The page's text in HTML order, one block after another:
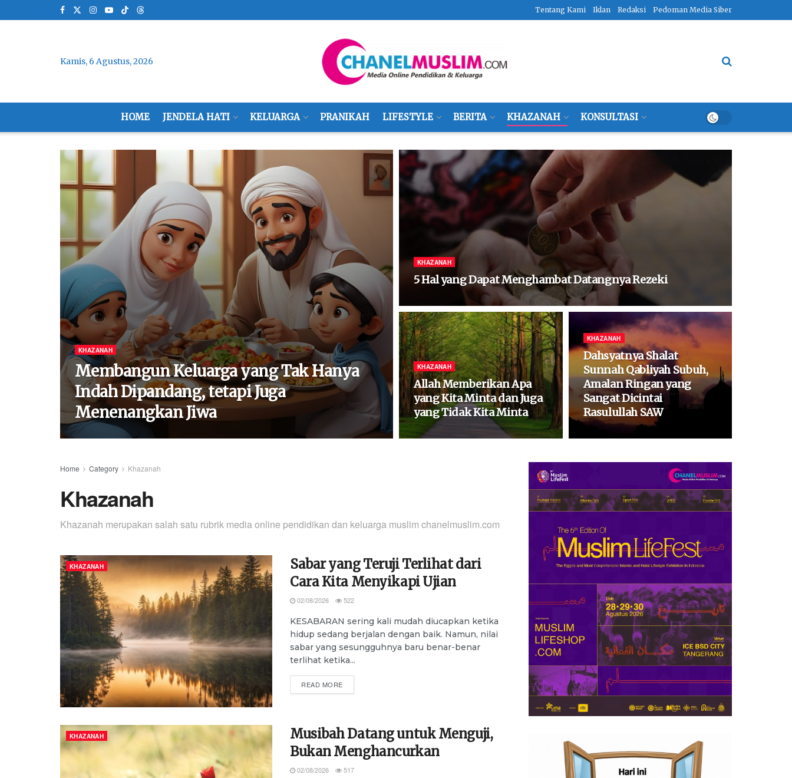
Tentang Kami Iklan Redaksi Pedoman Media Siber
Kamis, 6 Agustus, 2026
HOME JENDELA HATI KELUARGA PRANIKAH LIFESTYLE BERITA KHAZANAH KONSULTASI
KHAZANAH
Membangun Keluarga yang Tak Hanya
Indah Dipandang, tetapi Juga
Menenangkan Jiwa
KHAZANAH
5 Hal yang Dapat Menghambat Datangnya Rezeki
KHAZANAH
Allah Memberikan Apa
yang Kita Minta dan Juga
yang Tidak Kita Minta
KHAZANAH
Dahsyatnya Shalat
Sunnah Qabliyah Subuh,
Amalan Ringan yang
Sangat Dicintai
Rasulullah SAW
Home Category Khazanah
Khazanah
Khazanah merupakan salah satu rubrik media online pendidikan dan keluarga muslim chanelmuslim.com
KHAZANAH
Sabar yang Teruji Terlihat dari
Cara Kita Menyikapi Ujian
02/08/2026 522
KESABARAN sering kali mudah diucapkan ketika
hidup sedang berjalan dengan baik. Namun, nilai
sabar yang sesungguhnya baru benar-benar
terlihat ketika...
READ MOREDETAILS
KHAZANAH
Musibah Datang untuk Menguji,
Bukan Menghancurkan
02/08/2026 517